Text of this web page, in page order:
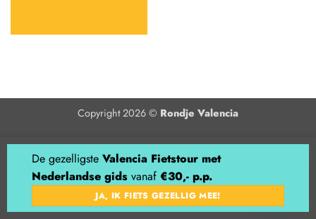
Copyright 2026 © Rondje Valencia
De gezelligste Valencia Fietstour met
Nederlandse gids vanaf €30,- p.p.
JA, IK FIETS GEZELLIG MEE!